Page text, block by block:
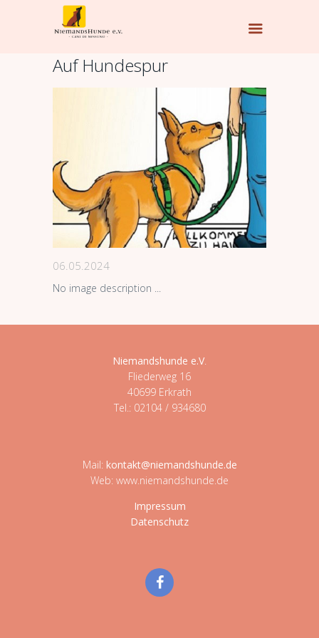
Auf Hundespur
06.05.2024
No image description ...
Niemandshunde e.V.
Fliederweg 16
40699 Erkrath
Tel.: 02104 / 934680
Mail: kontakt@niemandshunde.de
Web: www.niemandshunde.de
Impressum
Datenschutz